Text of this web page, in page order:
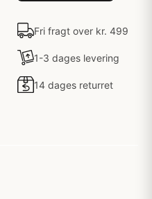
Fri fragt over kr. 499
1-3 dages levering
14 dages returret